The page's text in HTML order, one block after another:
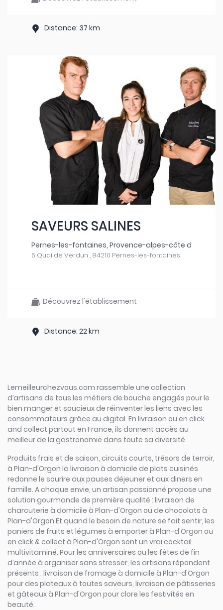
Distance: 37 km
SAVEURS SALINES
Pernes-les-fontaines, Provence-alpes-côte d
5 Quai de Verdun , 84210 Pernes-les-fontaines
Découvrez l'établissement
Distance: 22 km
Lemeilleurchezvous.com rassemble une collection
d’artisans de tous les métiers de bouche engagés pour le
bien manger et soucieux de réinventer les liens avec les
consommateurs grâce au digital. En livraison ou en click
and collect partout en France, ils donnent accès au
meilleur de la gastronomie dans toute sa diversité.
Produits frais et de saison, circuits courts, trésors de terroir,
à Plan-d'Orgon la livraison à domicile de plats cuisinés
redonne le sourire aux pauses déjeuner et aux diners en
famille. A chaque envie, un artisan passionné propose une
solution gourmande de première qualité : livraison de
charcuterie à domicile à Plan-d'Orgon ou de chocolats à
Plan-d'Orgon Et quand le besoin de nature se fait sentir, les
paniers de fruits et légumes à emporter à Plan-d'Orgon ou
en click & collect à Plan-d'Orgon sont un vrai cocktail
multivitaminé. Pour les anniversaires ou les fêtes de fin
d’année à organiser sans stresser, les artisans répondent
présents : livraison de fromage à domicile à Plan-d'Orgon
pour des plateaux à toutes saveurs, livraison de pâtisseries
et gâteaux à Plan-d'Orgon pour clore les festivités en
beauté.